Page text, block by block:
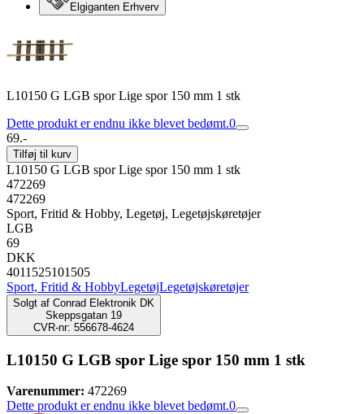
Elgiganten Erhverv
L10150 G LGB spor Lige spor 150 mm 1 stk
Dette produkt er endnu ikke blevet bedømt.0
69.-
Tilføj til kurv
L10150 G LGB spor Lige spor 150 mm 1 stk
472269
472269
Sport, Fritid & Hobby, Legetøj, Legetøjskøretøjer
LGB
69
DKK
4011525101505
Sport, Fritid & HobbyLegetøjLegetøjskøretøjer
Solgt af Conrad Elektronik DK
Skeppsgatan 19
CVR-nr: 556678-4624
L10150 G LGB spor Lige spor 150 mm 1 stk
Varenummer: 472269
Dette produkt er endnu ikke blevet bedømt.0